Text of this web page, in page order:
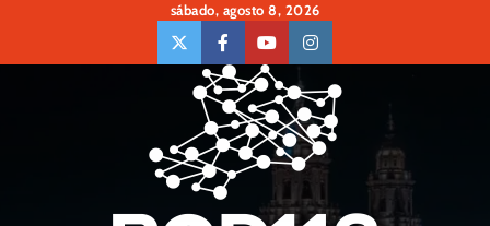
content
sábado, agosto 8, 2026
twiter Face Youtubeinsta